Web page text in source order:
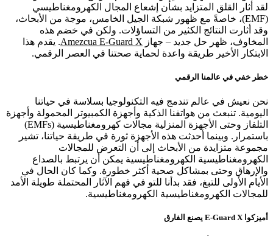
لقد أثار القلق المتزايد بشأن إشعاع المجال الكهرومغناطيسي
(EMF)، خاصةً مع ظهور شبكة الجيل الخامس، موجة من الأبحاث،
وقد أثارت النتائج الكثير من التساؤلات. ولكن في خضم هذه
المخاوف، ظهر حل جديد – جهاز Amezcua E-Guard X. يقدم هذا
الابتكار الأخير طريقة واعدة لحماية صحتنا في العصر الرقمي.
خطر خفي في عالمنا الرقمي
نحن نعيش في عالم تندمج فيه التكنولوجيا بسلاسة في حياتنا
اليومية. تنبعث من هواتفنا الذكية وأجهزة الكمبيوتر المحمولة وأجهزة
التلفاز وحتى الأجهزة المنزلية مجالات كهرومغناطيسية (EMFs)
باستمرار. وبينما أحدثت هذه الأجهزة ثورة في طريقة حياتنا، تشير
مجموعة متزايدة من الأبحاث إلى أن التعرض للمجالات
الكهرومغناطيسية الكهرومغناطيسية يمكن أن يرتبط بالصداع
والإرهاق وحتى بمشاكل صحية أكثر خطورة. وكما كان الحال في
الأيام الأولى للتبغ، فقد بدأنا للتو في فهم الآثار المحتملة طويلة الأمد
للمجالات الكهرومغناطيسية الكهرومغناطيسية.
أميزكوا E-Guard X يصنع الفارق